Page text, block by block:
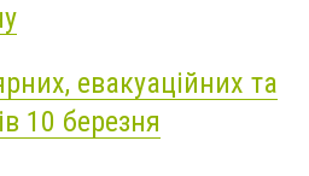
евакуаційних та
10 березня